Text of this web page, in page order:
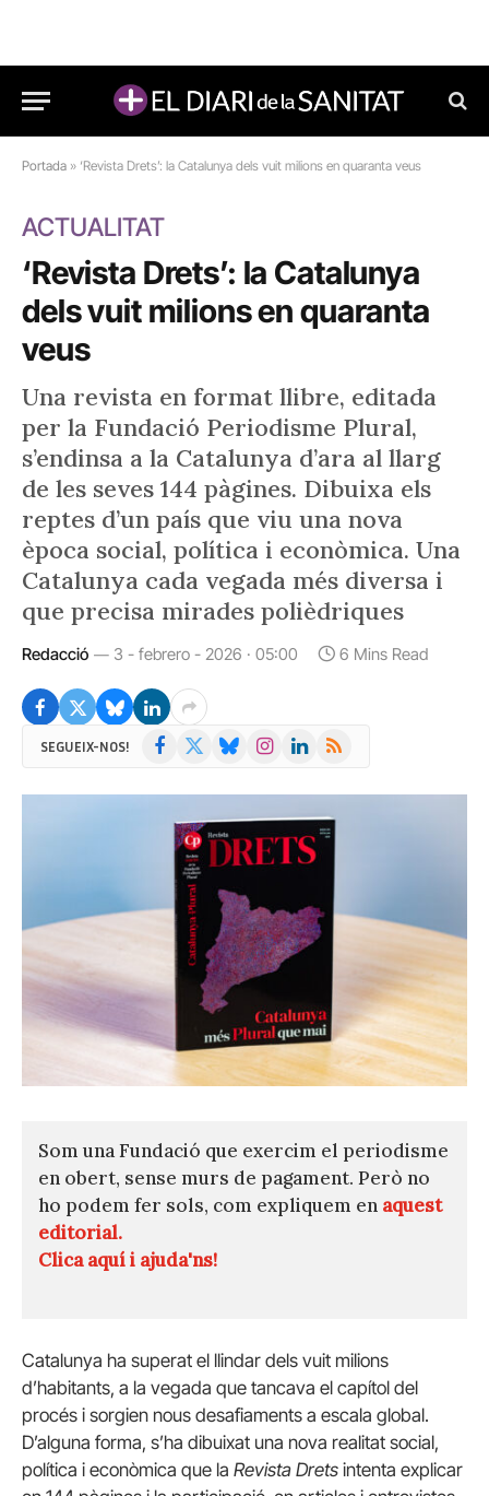
Portada » ‘Revista Drets’: la Catalunya dels vuit milions en quaranta veus
ACTUALITAT
‘Revista Drets’: la Catalunya
dels vuit milions en quaranta
veus
Una revista en format llibre, editada
per la Fundació Periodisme Plural,
s’endinsa a la Catalunya d’ara al llarg
de les seves 144 pàgines. Dibuixa els
reptes d’un país que viu una nova
època social, política i econòmica. Una
Catalunya cada vegada més diversa i
que precisa mirades polièdriques
Redacció 3 - febrero - 2026 · 05:00 6 Mins Read
SEGUEIX-NOS! Facebook BlueskyInstagramLinkedIn
RSS
Som una Fundació que exercim el periodisme
en obert, sense murs de pagament. Però no
ho podem fer sols, com expliquem en aquest
editorial.
Clica aquí i ajuda'ns!
Catalunya ha superat el llindar dels vuit milions
d’habitants, a la vegada que tancava el capítol del
procés i sorgien nous desafiaments a escala global.
D’alguna forma, s’ha dibuixat una nova realitat social,
política i econòmica que la Revista Drets intenta explicar